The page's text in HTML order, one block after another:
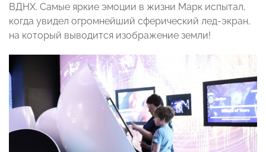
ВДНХ. Самые яркие эмоции в жизни Марк испытал,
когда увидел огромнейший сферический лед-экран,
на который выводится изображение земли!